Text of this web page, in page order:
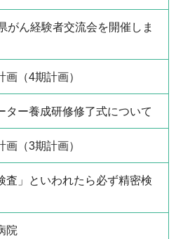
がん経験者交流会を開催しま
（4期計画）
ター養成研修修了式について
（3期計画）
査」といわれたら必ず精密検
院